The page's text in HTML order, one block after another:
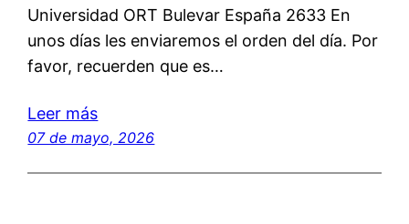
Universidad ORT Bulevar España 2633 En
unos días les enviaremos el orden del día. Por
favor, recuerden que es…
Leer más
07 de mayo, 2026